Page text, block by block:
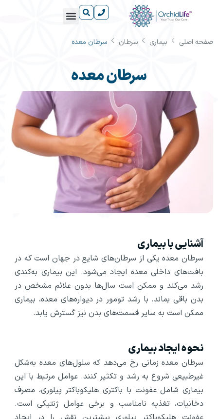
صفحه اصلی بیماری سرطان سرطان معده
سرطان معده
آشنایی با بیماری
سرطان معده یکی از سرطان‌های شایع در جهان است که در
بافت‌های داخلی معده ایجاد می‌شود. این بیماری به‌کندی
رشد می‌کند و ممکن است سال‌ها بدون علائم مشخص در
بدن باقی بماند. با رشد تومور در دیواره‌های معده، بیماری
ممکن است به سایر قسمت‌های بدن نیز گسترش یابد.
نحوه ایجاد بیماری
سرطان معده زمانی رخ می‌دهد که سلول‌های معده به‌شکل
غیرطبیعی شروع به رشد و تکثیر کنند. عوامل مرتبط با این
بیماری شامل عفونت با باکتری هلیکوباکتر پیلوری، مصرف
دخانیات، تغذیه نامناسب و برخی عوامل ژنتیکی است.